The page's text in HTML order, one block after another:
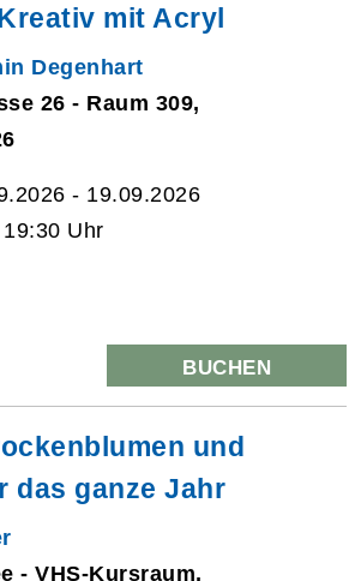
mit Acryl
Degenhart
26 - Raum 309,
- 19.09.2026
Uhr
BUCHEN
und
das ganze Jahr
- VHS-Kursraum,